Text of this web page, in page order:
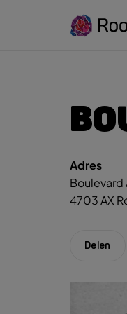
Adres
Boulevard
4703 AX
Delen